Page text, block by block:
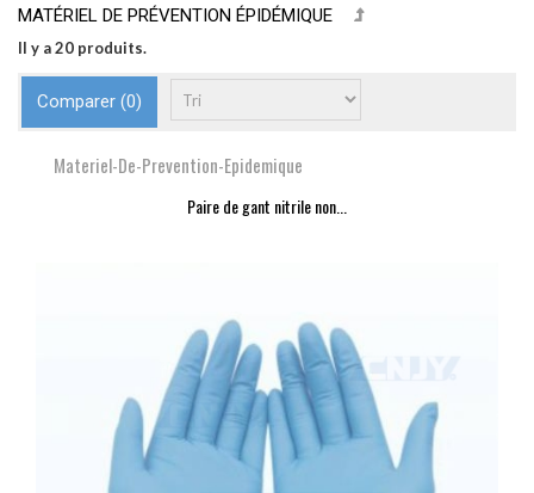
MATÉRIEL DE PRÉVENTION ÉPIDÉMIQUE
Il y a 20 produits.
Comparer (0)
Materiel-De-Prevention-Epidemique
Paire de gant nitrile non...